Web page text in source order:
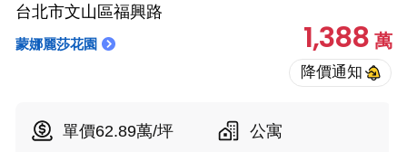
台北市文山區福興路
蒙娜麗莎花園 1,388萬
單價62.89萬/坪 公寓